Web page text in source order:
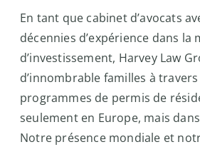
En tant que cabinet d’avocats
décennies d’expérience dans la
d’investissement, Harvey Law
d’innombrable familles à
programmes de permis de
seulement en Europe, mais
Notre présence mondiale et